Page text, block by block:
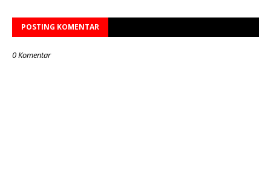
POSTING KOMENTAR
0 Komentar